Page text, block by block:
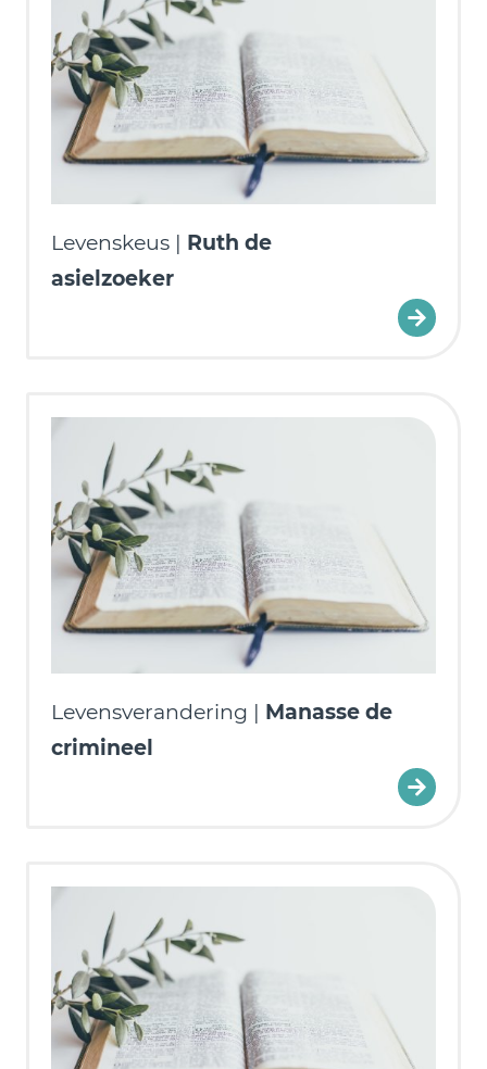
Levenskeus | Ruth de
asielzoeker
Levensverandering | Manasse de
crimineel